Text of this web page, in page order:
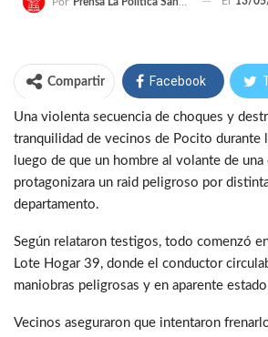
Compartir Facebook
WhatsApp
Una violenta secuencia de choques y
tranquilidad de vecinos de Pocito durante
luego de que un hombre al volante de
protagonizara un raid peligroso por
departamento.
Según relataron testigos, todo comenzó
Lote Hogar 39, donde el conductor
maniobras peligrosas y en aparente
Vecinos aseguraron que intentaron